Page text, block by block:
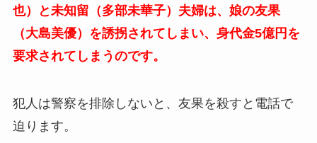
也）と未知留（多部未華子）夫婦は、娘の友果
（大島美優）を誘拐されてしまい、身代金5億円を
要求されてしまうのです。
犯人は警察を排除しないと、友果を殺すと電話で
迫ります。